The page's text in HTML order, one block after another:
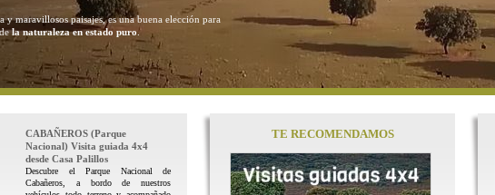
maravillosos paisajes, es una buena elección para
la naturaleza en estado puro .
CABAÑEROS (Parque
Nacional) Visita guiada 4x4
desde Casa Palillos
Descubre el Parque Nacional de
Cabañeros, a bordo de nuestros
TE RECOMENDAMOS